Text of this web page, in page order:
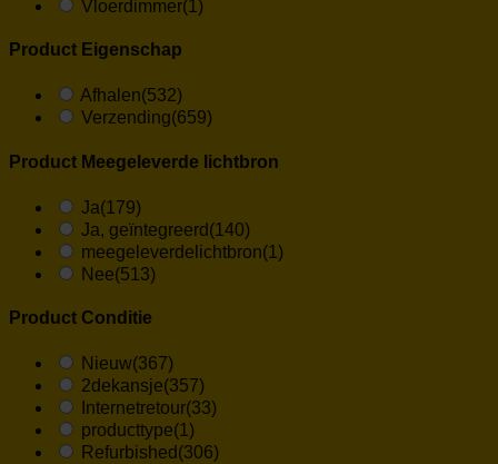
Vloerdimmer(1)
Product Eigenschap
Afhalen(532)
Verzending(659)
Product Meegeleverde lichtbron
Ja(179)
Ja, geïntegreerd (140)
meegeleverdelichtbron(1)
Nee(513)
Product Conditie
Nieuw(367)
2dekansje(357)
Internetretour(33)
producttype(1)
Refurbished(306)